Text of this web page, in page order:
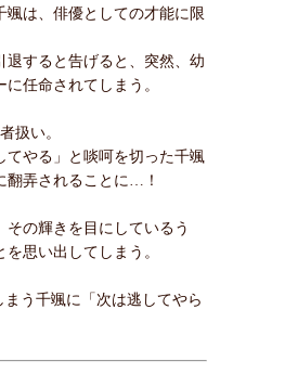
は、俳優としての才能に限
すると告げると、突然、幼
任命されてしまう。
扱い。
てやる」と啖呵を切った千颯
翻弄されることに…！
の輝きを目にしているう
思い出してしまう。
う千颯に「次は逃してやら